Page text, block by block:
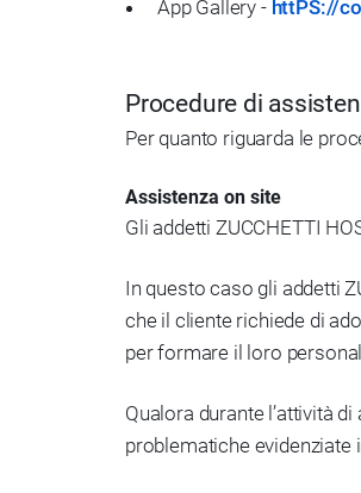
App Gallery - httPS://
Procedure di
Per quanto riguarda le
Assistenza on site
Gli addetti ZUCCHETTI
In questo caso gli addetti
che il cliente richiede di
per formare il loro
Qualora durante l’attività
problematiche